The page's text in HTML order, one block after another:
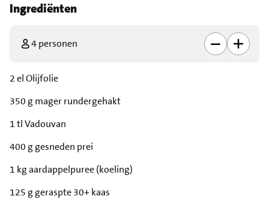
Ingrediënten
4 personen
2 el Olijfolie
350 g mager rundergehakt
1 tl Vadouvan
400 g gesneden prei
1 kg aardappelpuree (koeling)
125 g geraspte 30+ kaas